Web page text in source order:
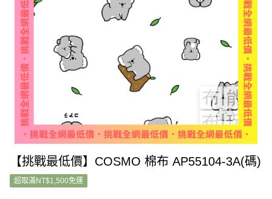
【挑戰最低價】COSMO 棉布 AP55104-3A(碼)
超取滿NT$1,500免運